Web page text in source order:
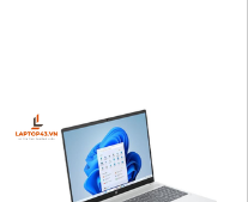
cùng cơ hội nhậnVoucher
giảm đến 500.000đ